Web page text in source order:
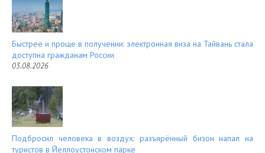
Быстрее и проще в получении: электронная виза на Тайвань стала
доступна гражданам России
03.08.2026
Подбросил человека в воздух: разъярённый бизон напал на
туристов в Йеллоустонском парке